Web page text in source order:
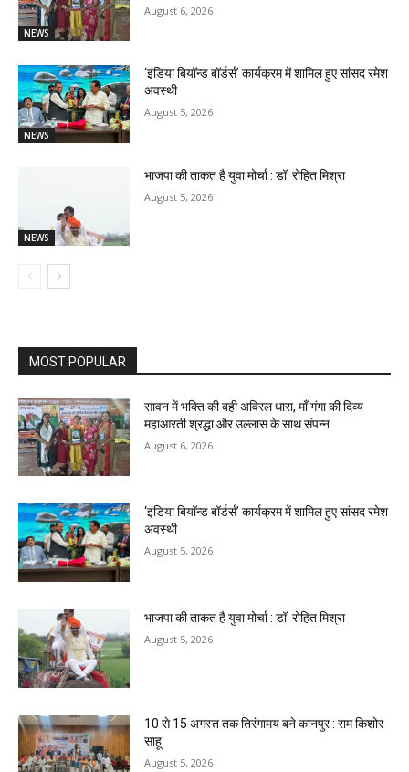
NEWS
August 6, 2026
NEWS
‘इंडिया बियॉन्ड बॉर्डर्स’ कार्यक्रम में शामिल हुए सांसद रमेश
अवस्थी
August 5, 2026
NEWS
भाजपा की ताकत है युवा मोर्चा : डॉ. रोहित मिश्रा
August 5, 2026
MOST POPULAR
सावन में भक्ति की बही अविरल धारा, माँ गंगा की दिव्य
महाआरती श्रद्धा और उल्लास के साथ संपन्न
August 6, 2026
‘इंडिया बियॉन्ड बॉर्डर्स’ कार्यक्रम में शामिल हुए सांसद रमेश
अवस्थी
August 5, 2026
भाजपा की ताकत है युवा मोर्चा : डॉ. रोहित मिश्रा
August 5, 2026
10 से 15 अगस्त तक तिरंगामय बने कानपुर : राम किशोर
साहू
August 5, 2026